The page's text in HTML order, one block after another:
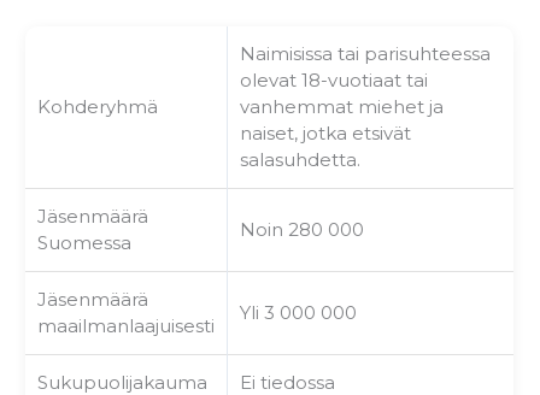
Kohderyhmä
Naimisissa tai parisuhteessa
olevat 18-vuotiaat tai
vanhemmat miehet ja
naiset, jotka etsivät
salasuhdetta.
Jäsenmäärä
Suomessa
Noin 280 000
Jäsenmäärä
maailmanlaajuisesti
Yli 3 000 000
Sukupuolijakauma Ei tiedossa